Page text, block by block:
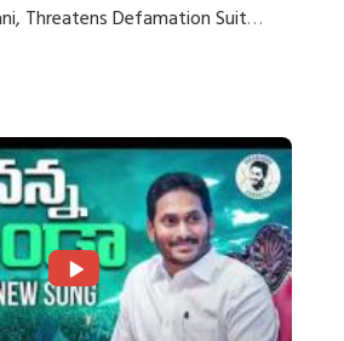
Threatens Defamation Suit